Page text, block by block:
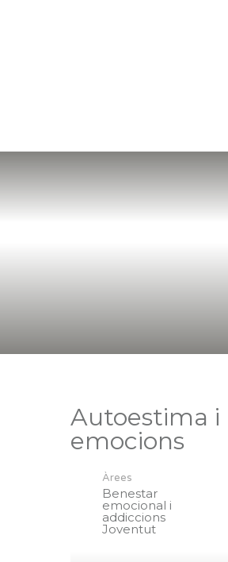
Autoestima i
emocions
Àrees
Benestar
emocional i
addiccions
Joventut